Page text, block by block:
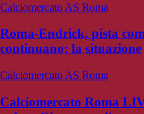
Calciomercato AS Roma
Roma-Endrick, pista
continuano: la situazione
Calciomercato AS Roma
Calciomercato Roma